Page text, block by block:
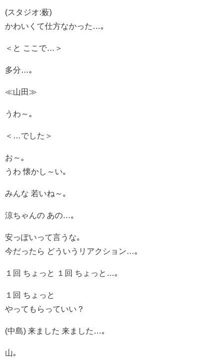
(スタジオ:薮)
かわいくて仕方なかった…｡
＜と ここで…＞
多分…｡
≪山田≫
うわ～｡
＜…でした＞
お～｡
うわ 懐かし～い｡
みんな 若いね～｡
涼ちゃんの あの…｡
安っぽいって言うな｡
今だったら どういうリアクション…｡
１回 ちょっと １回 ちょっと…｡
１回 ちょっと
やってもらっていい？
(中島) 来ました 来ました…｡
山｡